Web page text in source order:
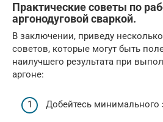
Практические советы по
аргонодуговой сваркой.
В заключении, приведу
советов, которые могут быть
наилучшего результата при
аргоне:
Добейтесь минимального